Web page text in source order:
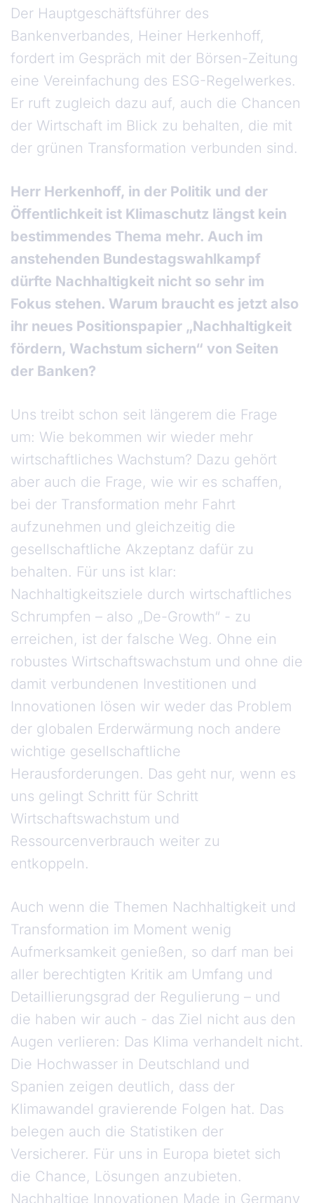
Der Hauptgeschäftsführer des
Bankenverbandes, Heiner Herkenhoff,
fordert im Gespräch mit der Börsen-Zeitung
eine Vereinfachung des ESG-Regelwerkes.
Er ruft zugleich dazu auf, auch die Chancen
der Wirtschaft im Blick zu behalten, die mit
der grünen Transformation verbunden sind.
Herr Herkenhoff, in der Politik und der
Öffentlichkeit ist Klimaschutz längst kein
bestimmendes Thema mehr. Auch im
anstehenden Bundestagswahlkampf
dürfte Nachhaltigkeit nicht so sehr im
Fokus stehen. Warum braucht es jetzt also
ihr neues Positionspapier „Nachhaltigkeit
fördern, Wachstum sichern“ von Seiten
der Banken?
Uns treibt schon seit längerem die Frage
um: Wie bekommen wir wieder mehr
wirtschaftliches Wachstum? Dazu gehört
aber auch die Frage, wie wir es schaffen,
bei der Transformation mehr Fahrt
aufzunehmen und gleichzeitig die
gesellschaftliche Akzeptanz dafür zu
behalten. Für uns ist klar:
Nachhaltigkeitsziele durch wirtschaftliches
Schrumpfen – also „De-Growth“ - zu
erreichen, ist der falsche Weg. Ohne ein
robustes Wirtschaftswachstum und ohne die
damit verbundenen Investitionen und
Innovationen lösen wir weder das Problem
der globalen Erderwärmung noch andere
wichtige gesellschaftliche
Herausforderungen. Das geht nur, wenn es
uns gelingt Schritt für Schritt
Wirtschaftswachstum und
Ressourcenverbrauch weiter zu
entkoppeln.
Auch wenn die Themen Nachhaltigkeit und
Transformation im Moment wenig
Aufmerksamkeit genießen, so darf man bei
aller berechtigten Kritik am Umfang und
Detaillierungsgrad der Regulierung – und
die haben wir auch - das Ziel nicht aus den
Augen verlieren: Das Klima verhandelt nicht.
Die Hochwasser in Deutschland und
Spanien zeigen deutlich, dass der
Klimawandel gravierende Folgen hat. Das
belegen auch die Statistiken der
Versicherer. Für uns in Europa bietet sich
die Chance, Lösungen anzubieten.
Nachhaltige Innovationen Made in Germany